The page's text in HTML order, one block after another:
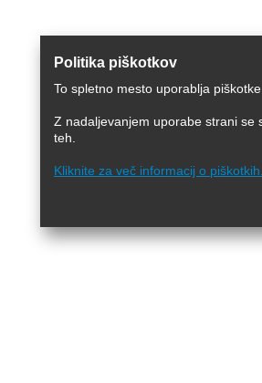
Politika piškotkov
To spletno mesto uporablja
Z nadaljevanjem uporabe strani se
teh.
Kliknite za več informacij o